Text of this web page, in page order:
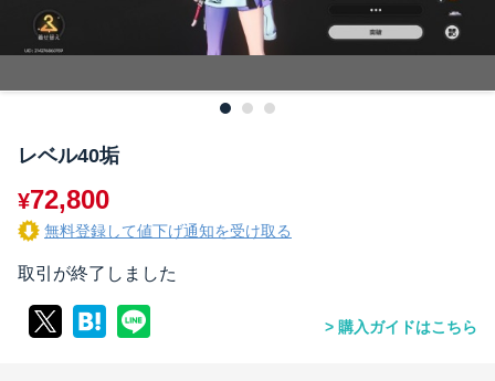
レベル40垢
¥72,800
無料登録して値下げ通知を受け取る
取引が終了しました
購入ガイドはこちら